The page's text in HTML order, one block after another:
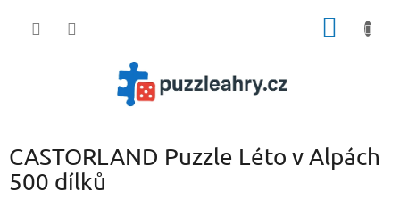
CASTORLAND Puzzle Léto v Alpách
500 dílků